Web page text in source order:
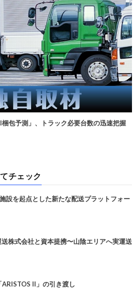
梱包予測」、トラック必要台数の迅速把握
チェック
設を起点とした新たな配送プラットフォー
株式会社と資本提携〜山陰エリアへ実運送
II」の引き渡し